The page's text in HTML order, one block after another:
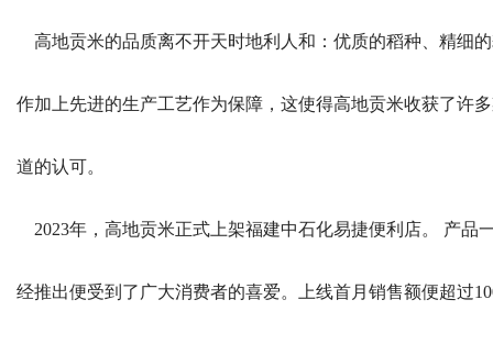
高地贡米的品质离不开天时地利人和：优质的稻种、精细
作加上先进的生产工艺作为保障，这使得高地贡米收获了许
道的认可。
2023年，高地贡米正式上架福建中石化易捷便利店。 产品
经推出便受到了广大消费者的喜爱。上线首月销售额便超过